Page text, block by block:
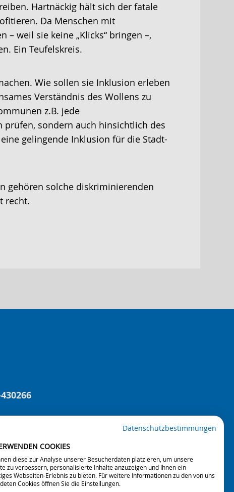
Hartnäckig hält sich der fatale
Da Menschen mit
weil sie keine „Klicks“ bringen –,
Ein Teufelskreis.
Wie sollen sie Inklusion erleben
Verständnis des Wollens zu
z.B. jede
sondern auch hinsichtlich des
gelingende Inklusion für die Stadt-
gehören solche diskriminierenden
recht.
Veranstaltungen und Projekten.
Datenschutzbestimmungen
COOKIES
diese zur Analyse unserer Besucherdaten platzieren, um unsere
zu verbessern, personalisierte Inhalte anzuzeigen und Ihnen ein
Webseiten-Erlebnis zu bieten. Für weitere Informationen zu den von uns
Cookies öffnen Sie die Einstellungen.